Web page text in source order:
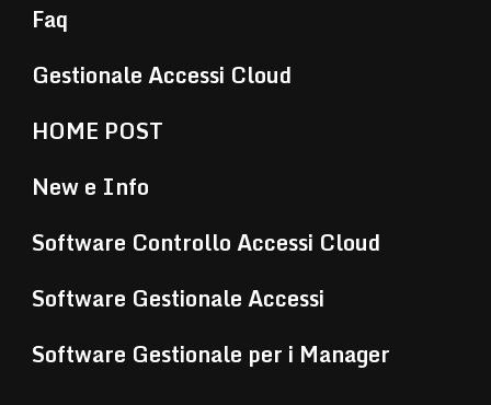
Faq
Gestionale Accessi Cloud
HOME POST
New e Info
Software Controllo Accessi Cloud
Software Gestionale Accessi
Software Gestionale per i Manager